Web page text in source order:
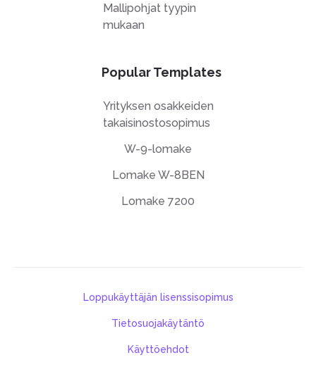
Mallipohjat tyypin
mukaan
Popular Templates
Yrityksen osakkeiden
takaisinostosopimus
W-9-lomake
Lomake W-8BEN
Lomake 7200
Loppukäyttäjän lisenssisopimus
Tietosuojakäytäntö
Käyttöehdot